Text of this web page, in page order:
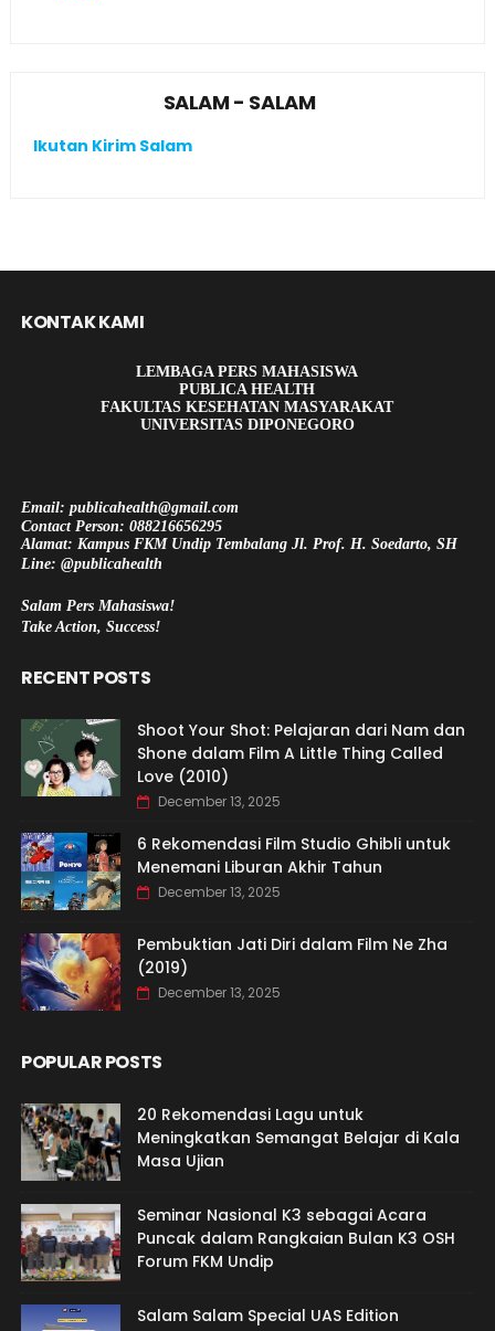
SALAM - SALAM
Ikutan Kirim Salam
KONTAK KAMI
LEMBAGA PERS MAHASISWA
PUBLICA HEALTH
FAKULTAS KESEHATAN MASYARAKAT
UNIVERSITAS DIPONEGORO
Email: publicahealth@gmail.com
Contact Person: 088216656295
Alamat: Kampus FKM Undip Tembalang Jl. Prof. H. Soedarto, SH
Line: @publicahealth
Salam Pers Mahasiswa!
Take Action, Success!
RECENT POSTS
Shoot Your Shot: Pelajaran dari Nam dan
Shone dalam Film A Little Thing Called
Love (2010)
December 13, 2025
6 Rekomendasi Film Studio Ghibli untuk
Menemani Liburan Akhir Tahun
December 13, 2025
Pembuktian Jati Diri dalam Film Ne Zha
(2019)
December 13, 2025
POPULAR POSTS
20 Rekomendasi Lagu untuk
Meningkatkan Semangat Belajar di Kala
Masa Ujian
Seminar Nasional K3 sebagai Acara
Puncak dalam Rangkaian Bulan K3 OSH
Forum FKM Undip
Salam Salam Special UAS Edition